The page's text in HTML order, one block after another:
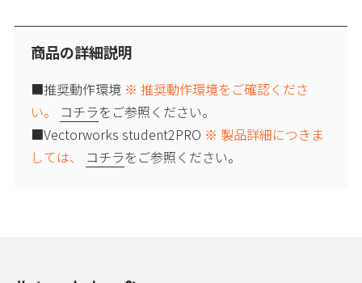
商品の詳細説明
■推奨動作環境 ※ 推奨動作環境をご確認くださ
い。
コチラをご参照ください。
■Vectorworks student2PRO ※ 製品詳細につきま
しては、
コチラをご参照ください。